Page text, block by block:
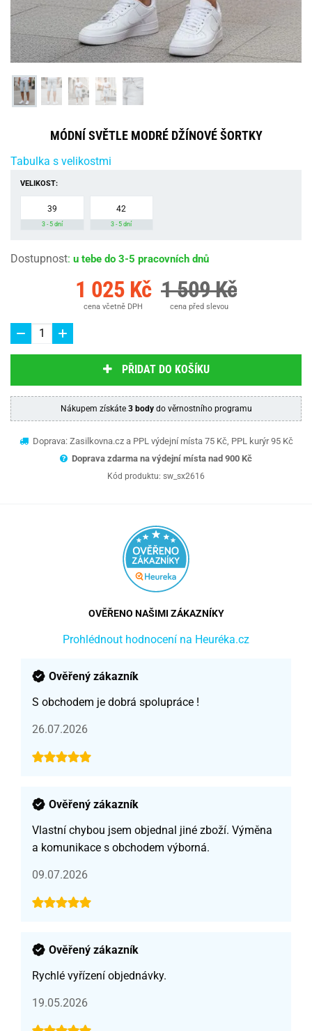
MÓDNÍ SVĚTLE MODRÉ DŽÍNOVÉ ŠORTKY
Tabulka s velikostmi
VELIKOST:
39
3 - 5 dní
42
3 - 5 dní
Dostupnost: u tebe do 3-5 pracovních dnů
1 025 Kč
cena včetně DPH
1 509 Kč
cena před slevou
PŘIDAT DO KOŠÍKU
Nákupem získáte 3 bodydo věrnostního programu
Doprava: Zasilkovna.cz a PPL výdejní místa 75 Kč, PPL kurýr 95 Kč
Doprava zdarma na výdejní místa nad 900 Kč
Kód produktu: sw_sx2616
OVĚŘENO NAŠIMI ZÁKAZNÍKY
Prohlédnout hodnocení na Heuréka.cz
Ověřený zákazník
S obchodem je dobrá spolupráce !
26.07.2026
Ověřený zákazník
Vlastní chybou jsem objednal jiné zboží. Výměna
a komunikace s obchodem výborná.
09.07.2026
Ověřený zákazník
Rychlé vyřízení objednávky.
19.05.2026